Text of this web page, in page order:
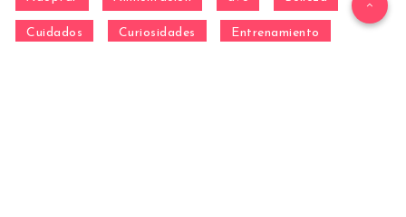
Cuidados Curiosidades Entrenamiento